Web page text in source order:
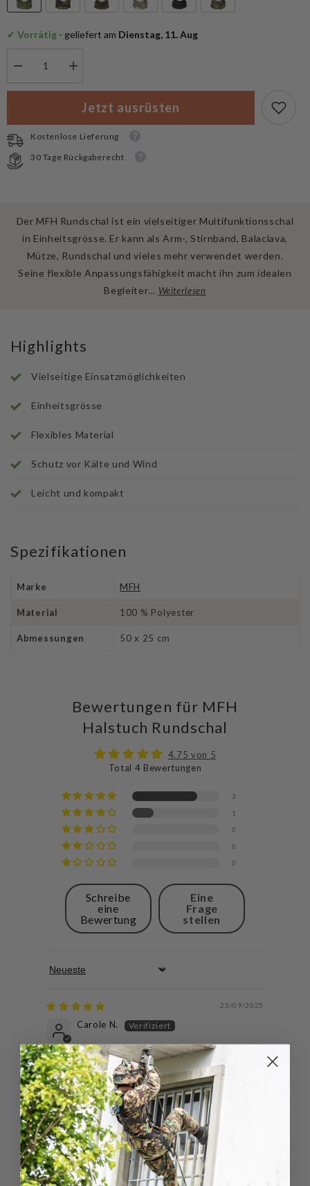
✔ Vorrätig - geliefert am Dienstag, 11. Aug
für
Menge
für
MFH
Halstuch
Jetzt ausrüsten
Kostenlose Lieferung
30 Tage Rückgaberecht
Der MFH Rundschal ist ein vielseitiger Multifunktionsschal
in Einheitsgrösse. Er kann als Arm-, Stirnband, Balaclava,
Mütze, Rundschal und vieles mehr verwendet werden.
Seine flexible Anpassungsfähigkeit macht ihn zum idealen
Begleiter… Weiterlesen
Highlights
Vielseitige Einsatzmöglichkeiten
Einheitsgrösse
Flexibles Material
Schutz vor Kälte und Wind
Leicht und kompakt
Spezifikationen
Marke MFH
Material 100 % Polyester
Abmessungen 50 x 25 cm
Bewertungen für MFH
Halstuch Rundschal
4.75 von 5
Total 4 Bewertungen
3
1
0
0
0
Schreibe
eine
Bewertung
Eine
Frage
stellen
Sort by
25/09/2025
Carole N.
Alles tipp topp danke
Mil
Gute quali sehr angenehm